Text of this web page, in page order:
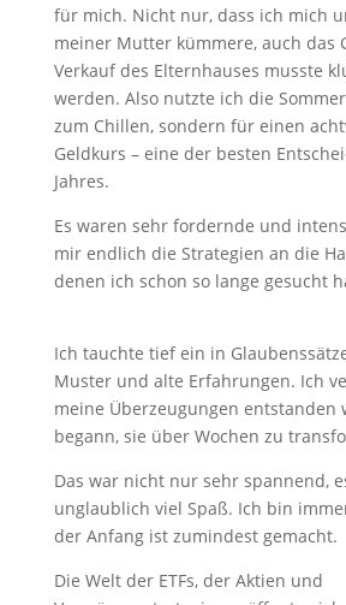
für mich. Nicht nur, dass ich mich
meiner Mutter kümmere, auch das
Verkauf des Elternhauses musste
werden. Also nutzte ich die
zum Chillen, sondern für einen
Geldkurs – eine der besten
Jahres.
Es waren sehr fordernde und
mir endlich die Strategien an die
denen ich schon so lange gesucht
Ich tauchte tief ein in
Muster und alte Erfahrungen. Ich
meine Überzeugungen entstanden
begann, sie über Wochen zu
Das war nicht nur sehr spannend,
unglaublich viel Spaß. Ich bin
der Anfang ist zumindest gemacht.
Die Welt der ETFs, der Aktien und